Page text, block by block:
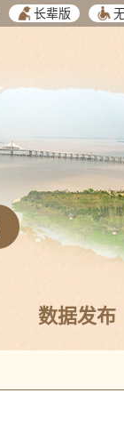
长辈版
数据发布